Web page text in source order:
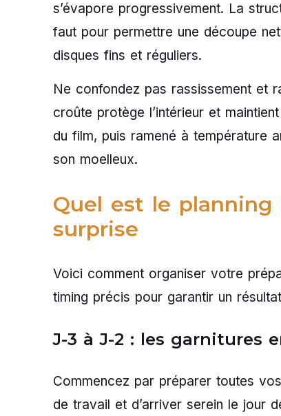
s’évapore progressivement. La
faut pour permettre une découpe
disques fins et réguliers.
Ne confondez pas rassissement et
croûte protège l’intérieur et
du film, puis ramené à température
son moelleux.
Quel est le
surprise
Voici comment organiser votre
timing précis pour garantir un
J-3 à J-2 : les garnitures
Commencez par préparer toutes
de travail et d’arriver serein le jour